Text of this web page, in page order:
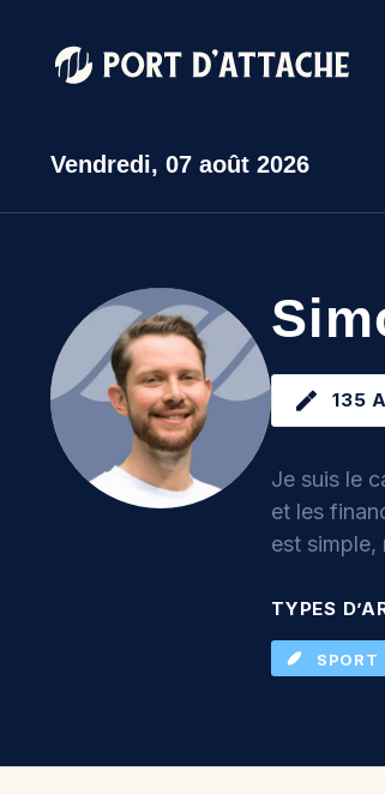
Vendredi, 07 août 2026
135
Je suis le
et les
est simple,
TYPES
SPORT